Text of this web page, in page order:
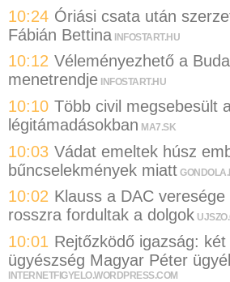
10:24 Óriási csata után
Fábián Bettina INFOSTART.HU
10:12 Véleményezhető a
menetrendje INFOSTART.HU
10:10 Több civil megsebesült
légitámadásokban MA7.SK
10:03 Vádat emeltek húsz
bűncselekmények miatt
10:02 Klauss a DAC
rosszra fordultak a dolgok
10:01 Rejtőzködő igazság:
ügyészség Magyar Péter
INTERNETFIGYELO.WORDPRESS.COM